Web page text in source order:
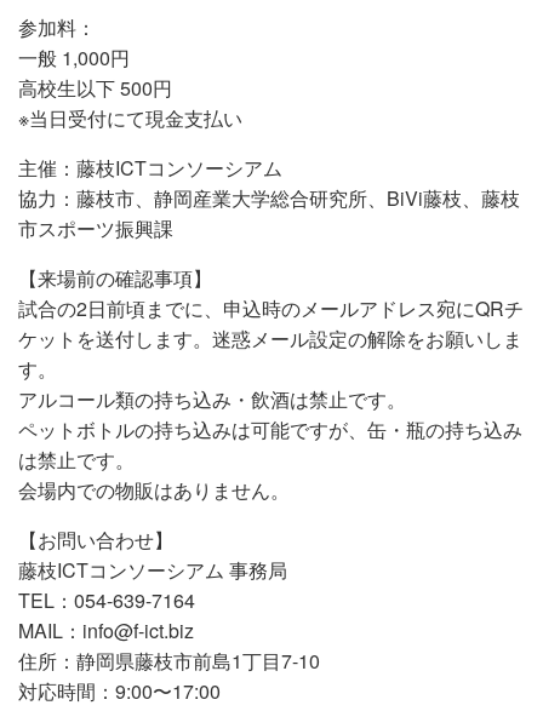
参加料：
一般 1,000円
高校生以下 500円
※当日受付にて現金支払い
主催：藤枝ICTコンソーシアム
協力：藤枝市、静岡産業大学総合研究所、BiVi藤枝、藤枝
市スポーツ振興課
【来場前の確認事項】
試合の2日前頃までに、申込時のメールアドレス宛にQRチ
ケットを送付します。迷惑メール設定の解除をお願いしま
す。
アルコール類の持ち込み・飲酒は禁止です。
ペットボトルの持ち込みは可能ですが、缶・瓶の持ち込み
は禁止です。
会場内での物販はありません。
【お問い合わせ】
藤枝ICTコンソーシアム 事務局
TEL：054-639-7164
MAIL： info@f-ict.biz
住所：静岡県藤枝市前島1丁目7-10
対応時間：9:00〜17:00